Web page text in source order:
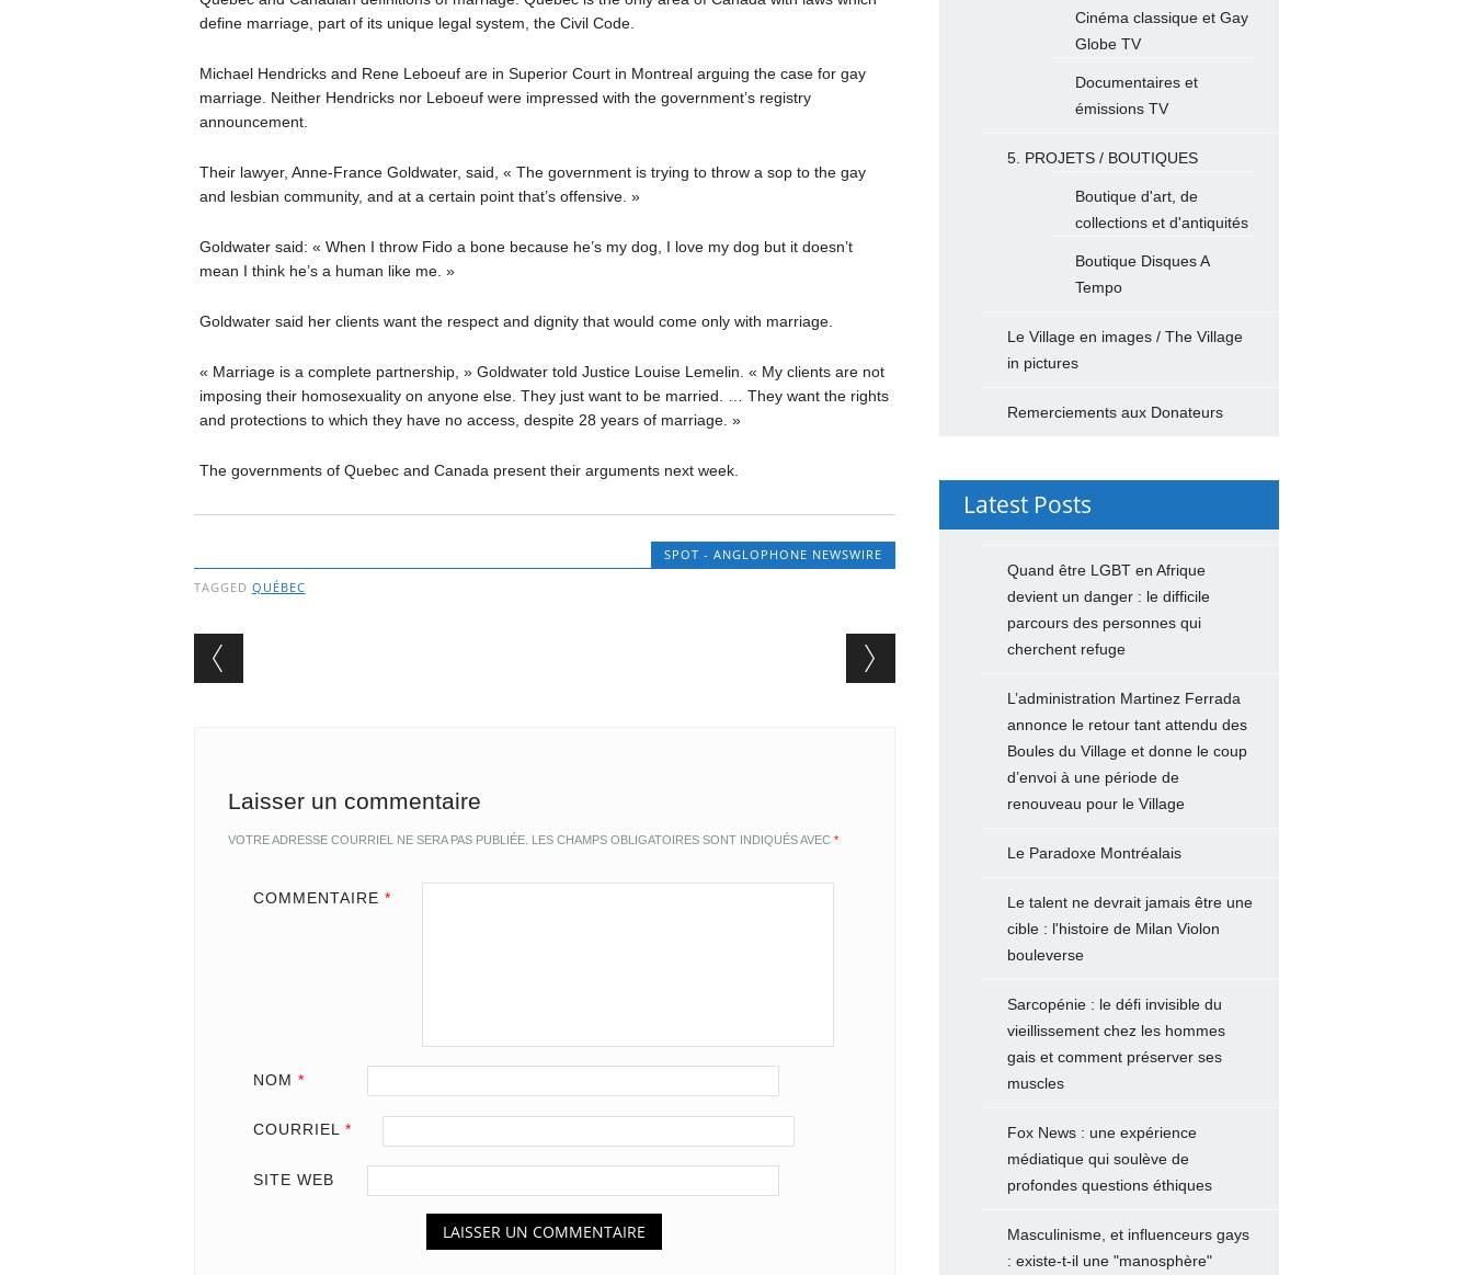
define marriage, part of its unique legal system, the Civil Code.
Michael Hendricks and Rene Leboeuf are in Superior Court in Montreal arguing the case for gay
marriage. Neither Hendricks nor Leboeuf were impressed with the government’s registry
announcement.
Their lawyer, Anne-France Goldwater, said, « The government is trying to throw a sop to the gay
and lesbian community, and at a certain point that’s offensive. »
Goldwater said: « When I throw Fido a bone because he’s my dog, I love my dog but it doesn’t
mean I think he’s a human like me. »
Goldwater said her clients want the respect and dignity that would come only with marriage.
« Marriage is a complete partnership, » Goldwater told Justice Louise Lemelin. « My clients are not
imposing their homosexuality on anyone else. They just want to be married. … They want the rights
and protections to which they have no access, despite 28 years of marriage. »
The governments of Quebec and Canada present their arguments next week.
SPOT - ANGLOPHONE NEWSWIRE
TAGGED QUÉBEC
Post navigation
Laisser un commentaire
VOTRE ADRESSE COURRIEL NE SERA PAS PUBLIÉE. LES CHAMPS OBLIGATOIRES SONT INDIQUÉS AVEC *
COMMENTAIRE *
NOM *
COURRIEL *
SITE WEB
Cinéma classique et Gay
Globe TV
Documentaires et
émissions TV
5. PROJETS / BOUTIQUES
Boutique d'art, de
collections et d'antiquités
Boutique Disques A
Tempo
Le Village en images / The Village
in pictures
Remerciements aux Donateurs
Latest Posts
Quand être LGBT en Afrique
devient un danger : le difficile
parcours des personnes qui
cherchent refuge
L’administration Martinez Ferrada
annonce le retour tant attendu des
Boules du Village et donne le coup
d’envoi à une période de
renouveau pour le Village
Le Paradoxe Montréalais
Le talent ne devrait jamais être une
cible : l'histoire de Milan Violon
bouleverse
Sarcopénie : le défi invisible du
vieillissement chez les hommes
gais et comment préserver ses
muscles
Fox News : une expérience
médiatique qui soulève de
profondes questions éthiques
Masculinisme, et influenceurs gays
: existe-t-il une "manosphère"